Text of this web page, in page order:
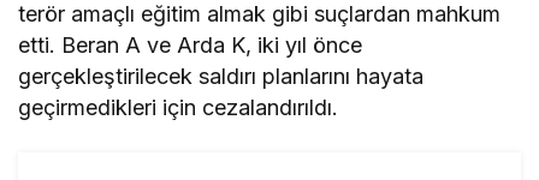
terör amaçlı eğitim almak gibi suçlardan mahkum
etti. Beran A ve Arda K, iki yıl önce
gerçekleştirilecek saldırı planlarını hayata
geçirmedikleri için cezalandırıldı.